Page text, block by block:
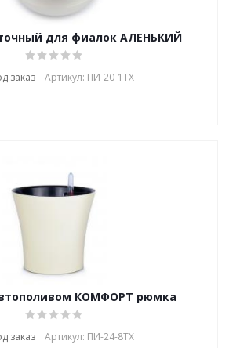
АЛЕНЬКИЙ
ЦВЕТОЧЕК
заказ Артикул: ПИ-20-1ТХ
КОМФОРТ рюмка
заказ Артикул: ПИ-24-8ТХ